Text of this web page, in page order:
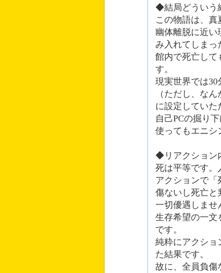
◆結局どういう
この物語は、
幽体離脱に近
み入れてしまっ
館内で死亡して
す。
現実世界では
（ただし、な
に設定していた
自己PCの掘り
使ってもエニシ
◆リアクション
死は平等です。
アクションで「
傷ないし死亡と
一切優遇しませ
生存希望の一文
です。
純粋にアクショ
た結果です。
故に、全員負傷